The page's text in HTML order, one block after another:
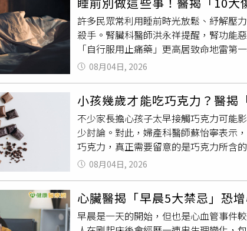
決最後一餐，且吃飽後嚴禁馬上坐下，
打擊：100 下畫圈、波比跳激活全身面
的對付方法。針對手臂掰掰肉，她會兩
伸。如果想消除腹部贅肉，她建議多
「波比跳」25 個為一組，重複 4 組來
堅持在家吃乾淨食物進入身材管理期時
物的攝取。她強調，與其點外送或在餐
對 食物源頭的堅持，不僅讓體重下降，
橄欖油與維生素的健康組合除了外在運
維生素與橄欖油膠囊。她認為直接喝橄
滑、穩定血糖，再搭配維他命 C 補充一
IG）
許多民眾常利用睡前時光放鬆、紓解壓
殺手。腎臟科醫師洪永祥提醒，腎功能
「自行服用止痛藥」更高居致命地雷
力大，每天晚上回到家，習慣躺在床上
時候為了維持運動習慣，晚上跑完5公
到健康檢查發現腎絲球過濾率（eGFR
突然壞掉的，而是多年累積的不良生活
壓、水分、電解質與維持代謝平衡的重
慣。・第十名：密閉房間內長時間燃燒
或香氛可能產生細懸浮微粒（PM2.5）
染物會誘發全身性氧化壓力與慢性發炎
密閉空間長時間燃燒，並務必保持房
功能，但長期習慣性憋尿容易造成膀胱
腎盂腎炎，將直接危害腎臟健康。睡前
八名：睡眠環境過冷，長時間吹強冷氣
08月04日, 2026
小孩幾歲才能吃巧克力？醫揭
不少家長擔心孩子太早接觸巧克力可能
少討論。對此，婦產科醫師蘇怡寧表示
巧克力，真正需要留意的是巧克力所含
營養建議認為，2歲以前的幼兒不建議
巧克力通常含有較高的糖分，若過早
高，通常僅有數毫克，遠低於一杯咖啡
並不能相提並論。至於不少家長擔心巧
08月04日, 2026
心臟醫揭「早晨5大禁忌」恐
早晨是一天的開始，但也是心血管事件